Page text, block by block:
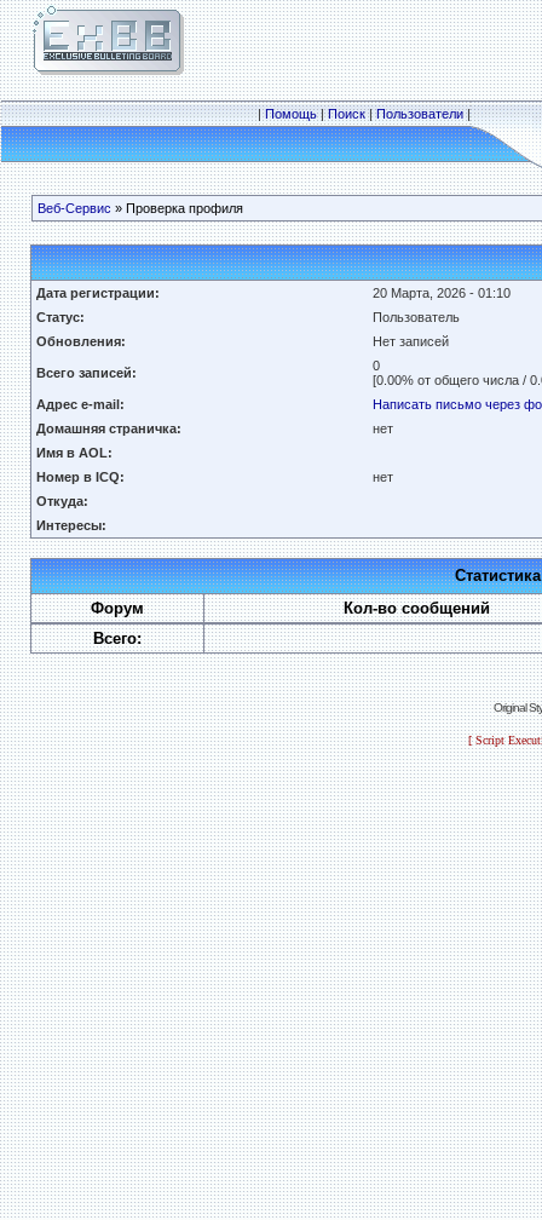
|Помощь|Поиск|Пользователи|
Веб-Сервис » Проверка профиля
Дата регистрации:
20 Марта, 2026 - 01:10
Статус:
Пользователь
Обновления:
Нет записей
Всего записей:
0
[0.00% от общего числа /
Адрес e-mail:
Написать письмо через
Домашняя страничка:
нет
Имя в AOL:
Номер в ICQ:
нет
Откуда:
Интересы:
Форум
Кол-во сообщений
Всего:
Original
[ Script